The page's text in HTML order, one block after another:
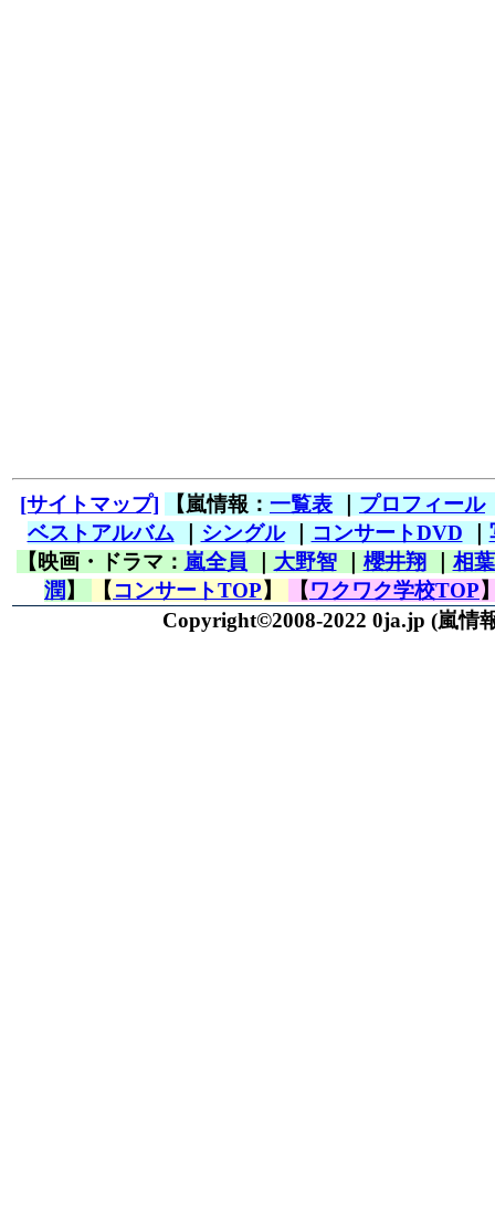
[サイトマップ] 【嵐情報： 一覧表 プロフィール
ベストアルバム｜ シングル｜ コンサートDVD
【映画・ドラマ： 嵐全員 大野智｜ 櫻井翔
相
潤 】 【コンサートTOP】 【ワクワク学校TOP
Copyright©2008-2022 0ja.jp (嵐情